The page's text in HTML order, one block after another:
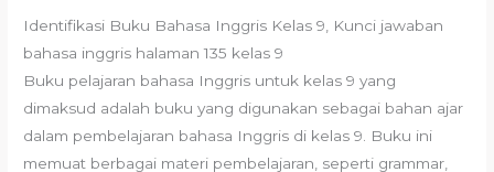
Identifikasi Buku Bahasa Inggris Kelas 9, Kunci jawaban
bahasa inggris halaman 135 kelas 9
Buku pelajaran bahasa Inggris untuk kelas 9 yang
dimaksud adalah buku yang digunakan sebagai bahan ajar
dalam pembelajaran bahasa Inggris di kelas 9. Buku ini
memuat berbagai materi pembelajaran, seperti grammar,